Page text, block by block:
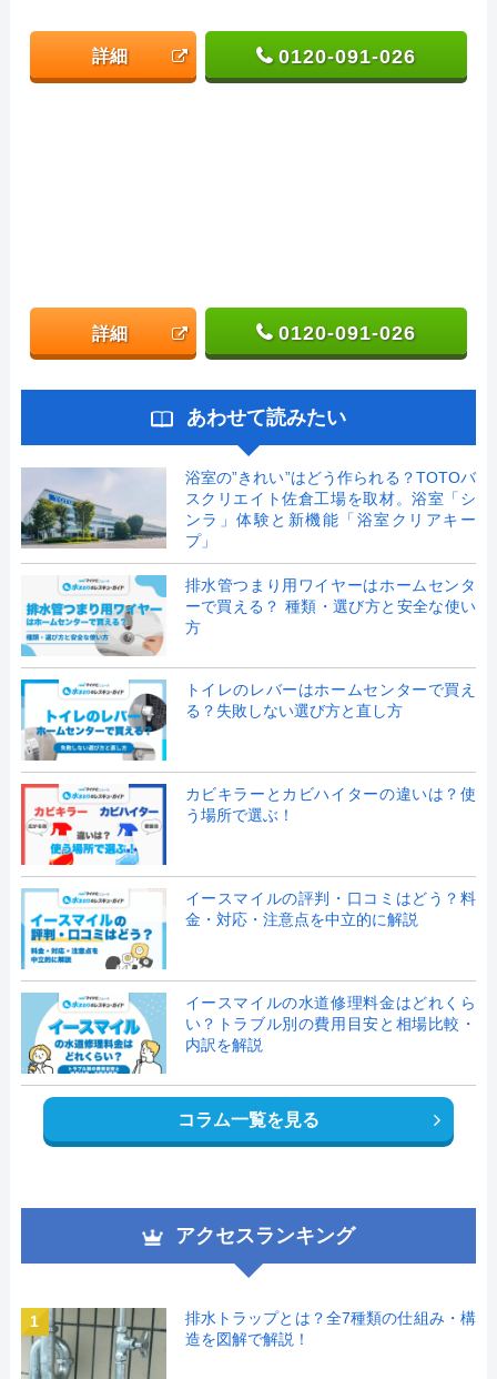
詳細 0120-091-026
詳細 0120-091-026
あわせて読みたい
浴室の”きれい”はどう作られる？TOTOバ
スクリエイト佐倉工場を取材。浴室「シ
ンラ」体験と新機能「浴室クリアキー
プ」
排水管つまり用ワイヤーはホームセンタ
ーで買える？ 種類・選び方と安全な使い
方
トイレのレバーはホームセンターで買え
る？失敗しない選び方と直し方
カビキラーとカビハイターの違いは？使
う場所で選ぶ！
イースマイルの評判・口コミはどう？料
金・対応・注意点を中立的に解説
イースマイルの水道修理料金はどれくら
い？トラブル別の費用目安と相場比較・
内訳を解説
コラム一覧を見る
アクセスランキング
1
排水トラップとは？全7種類の仕組み・構
造を図解で解説！